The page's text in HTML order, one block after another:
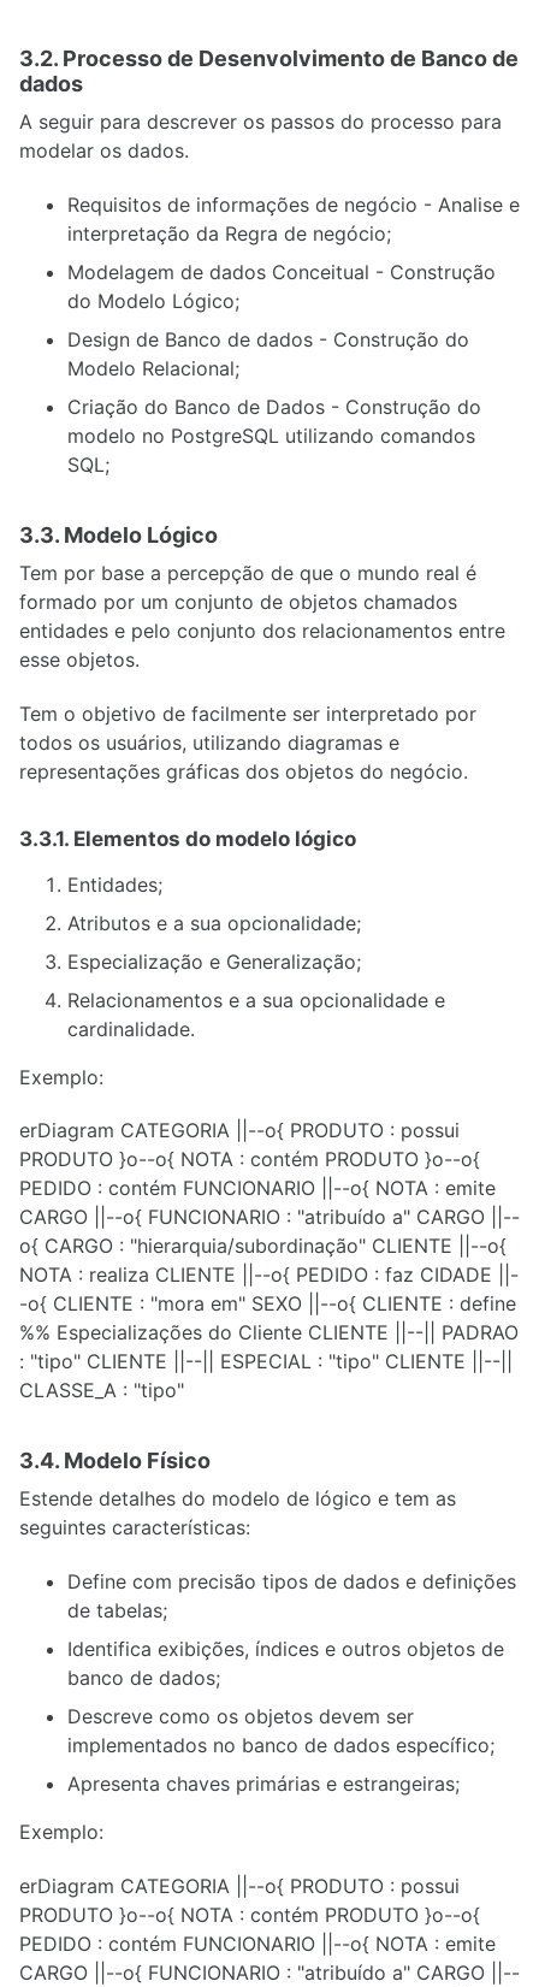
3.2. Processo de Desenvolvimento de Banco de
dados
A seguir para descrever os passos do processo para
modelar os dados.
Requisitos de informações de negócio - Analise e
interpretação da Regra de negócio;
Modelagem de dados Conceitual - Construção
do Modelo Lógico;
Design de Banco de dados - Construção do
Modelo Relacional;
Criação do Banco de Dados - Construção do
modelo no PostgreSQL utilizando comandos
SQL;
3.3. Modelo Lógico
Tem por base a percepção de que o mundo real é
formado por um conjunto de objetos chamados
entidades e pelo conjunto dos relacionamentos entre
esse objetos.
Tem o objetivo de facilmente ser interpretado por
todos os usuários, utilizando diagramas e
representações gráficas dos objetos do negócio.
3.3.1. Elementos do modelo lógico
Entidades;
Atributos e a sua opcionalidade;
Especialização e Generalização;
Relacionamentos e a sua opcionalidade e
cardinalidade.
Exemplo:
erDiagram CATEGORIA ||--o{ PRODUTO : possui
PRODUTO }o--o{ NOTA : contém PRODUTO }o--o{
PEDIDO : contém FUNCIONARIO ||--o{ NOTA : emite
CARGO ||--o{ FUNCIONARIO : "atribuído a" CARGO ||--
o{ CARGO : "hierarquia/subordinação" CLIENTE ||--o{
NOTA : realiza CLIENTE ||--o{ PEDIDO : faz CIDADE ||-
-o{ CLIENTE : "mora em" SEXO ||--o{ CLIENTE : define
%% Especializações do Cliente CLIENTE ||--|| PADRAO
: "tipo" CLIENTE ||--|| ESPECIAL : "tipo" CLIENTE ||--||
CLASSE_A : "tipo"
3.4. Modelo Físico
Estende detalhes do modelo de lógico e tem as
seguintes características:
Define com precisão tipos de dados e definições
de tabelas;
Identifica exibições, índices e outros objetos de
banco de dados;
Descreve como os objetos devem ser
implementados no banco de dados específico;
Apresenta chaves primárias e estrangeiras;
Exemplo:
erDiagram CATEGORIA ||--o{ PRODUTO : possui
PRODUTO }o--o{ NOTA : contém PRODUTO }o--o{
PEDIDO : contém FUNCIONARIO ||--o{ NOTA : emite
CARGO ||--o{ FUNCIONARIO : "atribuído a" CARGO ||--